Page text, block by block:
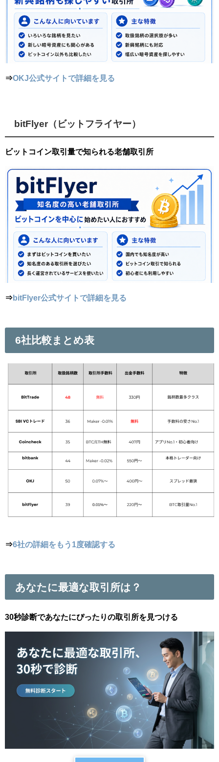
⇒OKJ公式サイトで詳細を見る
bitFlyer（ビットフライヤー）
ビットコイン取引量で知られる老舗取引所
⇒bitFlyer公式サイトで詳細を見る
6社比較まとめ表
⇒6社の詳細をもう1度確認する
あなたに最適な取引所は？
30秒診断であなたにぴったりの取引所を見つける